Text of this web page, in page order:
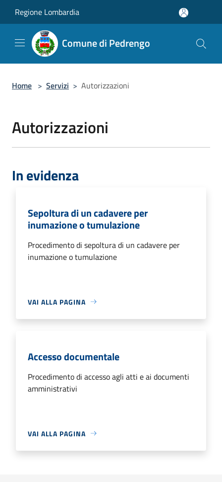
Regione Lombardia
Comune di Pedrengo
Home > Servizi > Autorizzazioni
Autorizzazioni
In evidenza
Sepoltura di un cadavere per
inumazione o tumulazione
Procedimento di sepoltura di un cadavere per
inumazione o tumulazione
VAI ALLA PAGINA
Accesso documentale
Procedimento di accesso agli atti e ai documenti
amministrativi
VAI ALLA PAGINA